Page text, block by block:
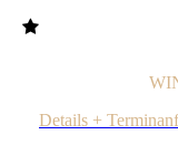
Details +